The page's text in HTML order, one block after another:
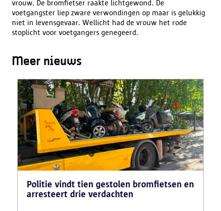
vrouw. De bromfietser raakte lichtgewond. De
voetgangster liep zware verwondingen op maar is gelukkig
niet in levensgevaar. Wellicht had de vrouw het rode
stoplicht voor voetgangers genegeerd.
Meer nieuws
Politie vindt tien gestolen bromfietsen en
arresteert drie verdachten